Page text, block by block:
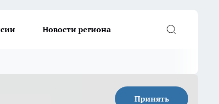
Новости региона
Принять